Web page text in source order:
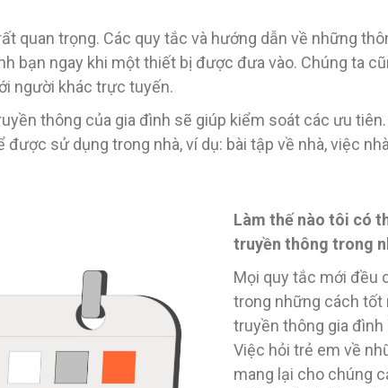
quan trọng. Các quy tắc và hướng dẫn về những
bạn ngay khi một thiết bị được đưa vào. Chúng ta
người khác trực tuyến.
thông của gia đình sẽ giúp kiểm soát các ưu
sử dụng trong nhà, ví dụ: bài tập về nhà, việc
Làm thế nào tôi có
truyền thông trong
Mọi quy tắc mới đều
trong những cách tốt
truyền thông gia đình
Việc hỏi trẻ em về
mang lại cho chúng